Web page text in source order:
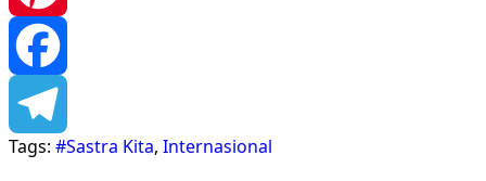
Pinterest
Facebook
Telegram
Tags: #Sastra Kita, Internasional